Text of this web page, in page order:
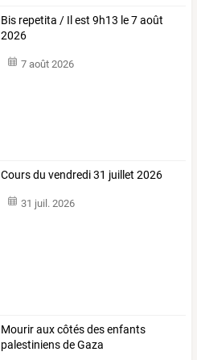
Bis repetita / Il est 9h13 le 7 août
2026
7 août 2026
Cours du vendredi 31 juillet 2026
31 juil. 2026
Mourir aux côtés des enfants
palestiniens de Gaza